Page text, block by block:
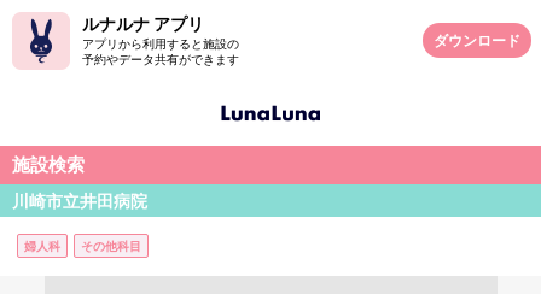
ルナルナ アプリ
アプリから利用すると施設の
予約やデータ共有ができます
ダウンロード
施設検索
川崎市立井田病院
婦人科 その他科目